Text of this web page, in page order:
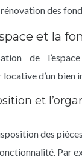
des
et la
de
d’un bien
et
des
Par